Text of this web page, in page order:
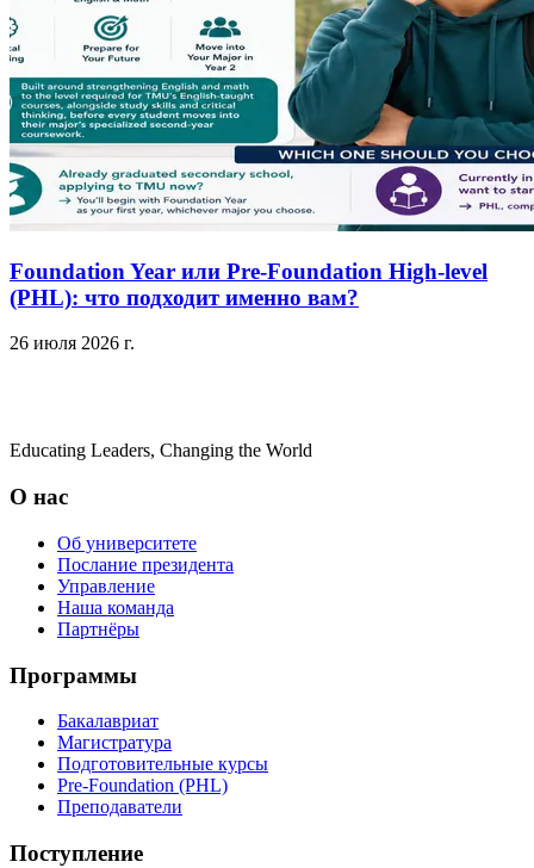
Foundation Year или Pre-Foundation High-level
(PHL): что подходит именно вам?
26 июля 2026 г.
Educating Leaders, Changing the World
О нас
Об университете
Послание президента
Управление
Наша команда
Партнёры
Программы
Бакалавриат
Магистратура
Подготовительные курсы
Pre-Foundation (PHL)
Преподаватели
Поступление